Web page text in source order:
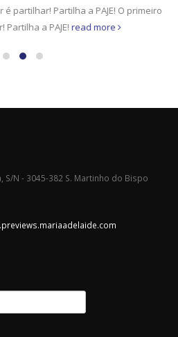
partilhar! Partilha a PAJE! O primeiro
a PAJE! read more
S/N - 3045-382 S. Martinho do Bispo